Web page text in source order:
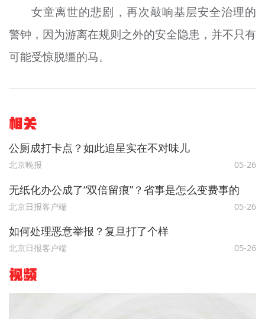
女童离世的悲剧，再次敲响基层安全治理的
警钟，因为游离在规则之外的安全隐患，并不只有
可能受惊脱缰的马。
相关
公厕成打卡点？如此追星实在不对味儿
北京晚报 05-26
无纸化办公成了“双倍留痕”？省事是怎么变费事的
北京日报客户端 05-26
如何处理恶意举报？复旦打了个样
北京日报客户端 05-26
视频